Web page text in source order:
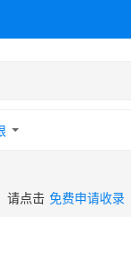
请点击 免费申请收录